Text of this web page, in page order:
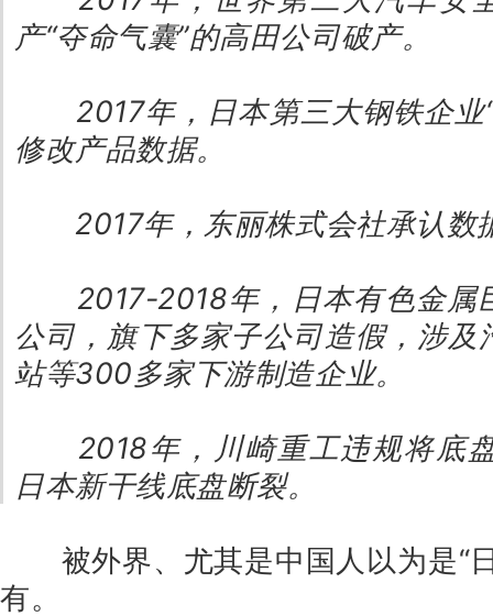
产“夺命气囊”的高田公司破产。
2017年，日本第三大钢铁企业
修改产品数据。
2017年，东丽株式会社承认数
2017-2018年，日本有色金属
公司，旗下多家子公司造假，涉及
站等300多家下游制造企业。
2018年，川崎重工违规将底
日本新干线底盘断裂。
被外界、尤其是中国人以为是“
有。